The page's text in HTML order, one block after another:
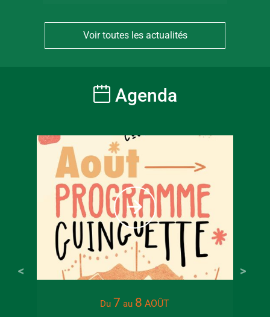
Voir toutes les actualités
Agenda
Du 7 au 8 AOÛT